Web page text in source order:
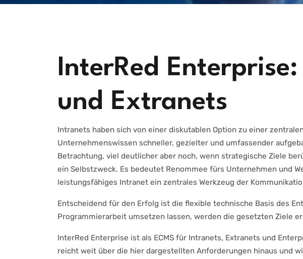
InterRed
und Extranets
Intranets haben sich von einer diskutablen Option zu einer
Unternehmenswissen schneller, gezielter und umfassender
Betrachtung, viel deutlicher aber noch, wenn strategische Ziele
ein Selbstzweck. Es bedeutet Renommee fürs Unternehmen und
leistungsfähiges Intranet ein zentrales Werkzeug der
Entscheidend für den Erfolg ist die flexible technische Basis des
Programmierarbeit umsetzen lassen, werden die gesetzten Ziele
InterRed Enterprise ist als ECMS für Intranets, Extranets und
reicht weit über die hier dargestellten Anforderungen hinaus und